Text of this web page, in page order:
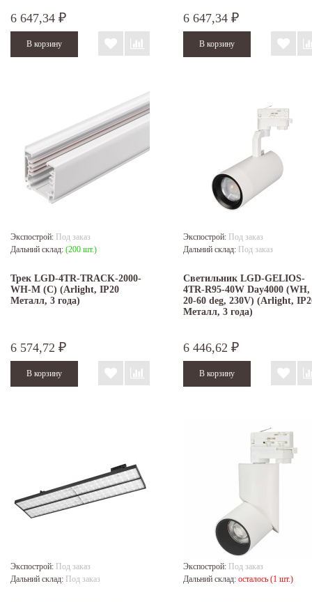
6 647,34 ₽ 6 647,34 ₽
Экспострой: Под заказ
Дальний склад: (200 шт.)
Трек LGD-4TR-TRACK-2000-
WH-M (C) (Arlight, IP20
Металл, 3 года)
6 574,72 ₽
Экспострой: Под заказ
Дальний склад: Под заказ
Светильник LGD-GELIOS-
4TR-R95-40W Day4000 (WH,
20-60 deg, 230V) (Arlight,
Металл, 3 года)
6 446,62 ₽
Экспострой: Под заказ
Дальний склад: Под заказ
Экспострой: Под заказ
Дальний склад: осталось (1 шт.)